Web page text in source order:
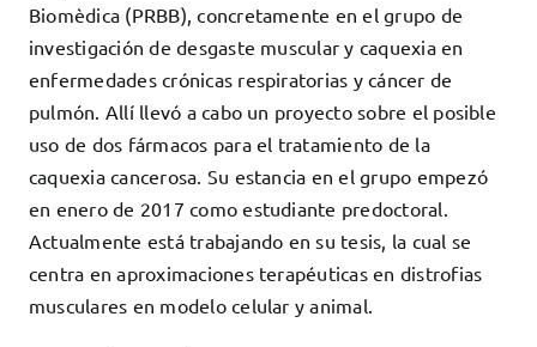
Biomèdica (PRBB), concretamente en el grupo de
investigación de desgaste muscular y caquexia en
enfermedades crónicas respiratorias y cáncer de
pulmón. Allí llevó a cabo un proyecto sobre el posible
uso de dos fármacos para el tratamiento de la
caquexia cancerosa. Su estancia en el grupo empezó
en enero de 2017 como estudiante predoctoral.
Actualmente está trabajando en su tesis, la cual se
centra en aproximaciones terapéuticas en distrofias
musculares en modelo celular y animal.